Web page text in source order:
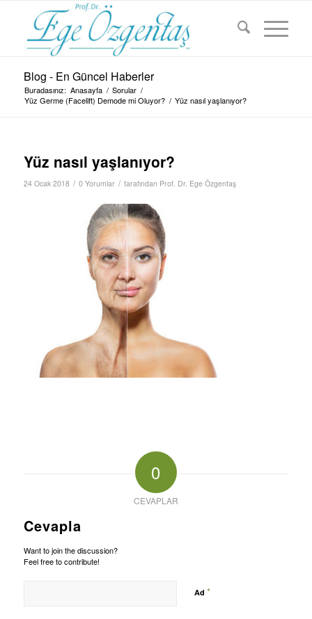
Blog - En Güncel Haberler
Buradasınız: Anasayfa / Sorular /
Yüz Germe (Facelift) Demode mi Oluyor? / Yüz nasıl yaşlanıyor?
Yüz nasıl yaşlanıyor?
24 Ocak 2018 / 0 Yorumlar / tarafından Prof. Dr. Ege Özgentaş
0
CEVAPLAR
Cevapla
Want to join the discussion?
Feel free to contribute!
Ad *